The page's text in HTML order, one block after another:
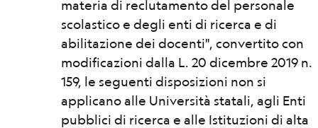
materia di reclutamento del personale
scolastico e degli enti di ricerca e di
abilitazione dei docenti", convertito con
modificazioni dalla L. 20 dicembre 2019 n.
159, le seguenti disposizioni non si
applicano alle Università statali, agli Enti
pubblici di ricerca e alle Istituzioni di alta